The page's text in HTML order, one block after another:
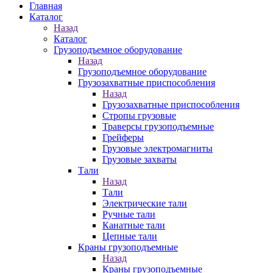
Главная
Каталог
Назад
Каталог
Грузоподъемное оборудование
Назад
Грузоподъемное оборудование
Грузозахватные приспособления
Назад
Грузозахватные приспособления
Стропы грузовые
Траверсы грузоподъемные
Грейферы
Грузовые электромагниты
Грузовые захваты
Тали
Назад
Тали
Электрические тали
Ручные тали
Канатные тали
Цепные тали
Краны грузоподъемные
Назад
Краны грузоподъемные